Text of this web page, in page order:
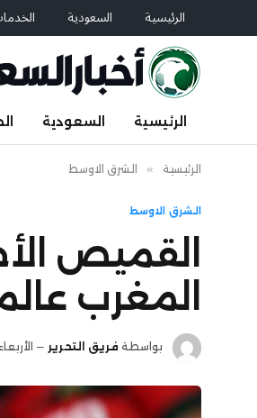
الرئيسية السعودية
الرئيسية السعودية
الرئيسية » الشرق الاوسط
الشرق الاوسط
القميص
المغرب
بواسطة فريق التحرير الأربعاء 1 يوليو